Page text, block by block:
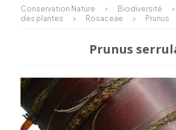
Conservation Nature > Biodiversité >
des plantes
> Rosaceae > Prunus
Prunus